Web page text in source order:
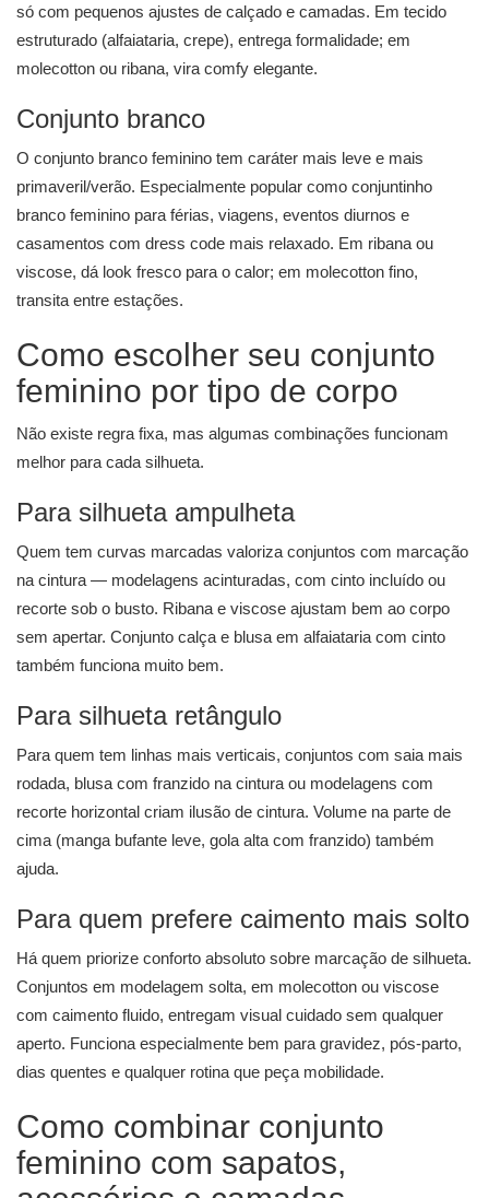
só com pequenos ajustes de calçado e camadas. Em tecido
estruturado (alfaiataria, crepe), entrega formalidade; em
molecotton ou ribana, vira comfy elegante.
Conjunto branco
O conjunto branco feminino tem caráter mais leve e mais
primaveril/verão. Especialmente popular como conjuntinho
branco feminino para férias, viagens, eventos diurnos e
casamentos com dress code mais relaxado. Em ribana ou
viscose, dá look fresco para o calor; em molecotton fino,
transita entre estações.
Como escolher seu conjunto
feminino por tipo de corpo
Não existe regra fixa, mas algumas combinações funcionam
melhor para cada silhueta.
Para silhueta ampulheta
Quem tem curvas marcadas valoriza conjuntos com marcação
na cintura — modelagens acinturadas, com cinto incluído ou
recorte sob o busto. Ribana e viscose ajustam bem ao corpo
sem apertar. Conjunto calça e blusa em alfaiataria com cinto
também funciona muito bem.
Para silhueta retângulo
Para quem tem linhas mais verticais, conjuntos com saia mais
rodada, blusa com franzido na cintura ou modelagens com
recorte horizontal criam ilusão de cintura. Volume na parte de
cima (manga bufante leve, gola alta com franzido) também
ajuda.
Para quem prefere caimento mais solto
Há quem priorize conforto absoluto sobre marcação de silhueta.
Conjuntos em modelagem solta, em molecotton ou viscose
com caimento fluido, entregam visual cuidado sem qualquer
aperto. Funciona especialmente bem para gravidez, pós-parto,
dias quentes e qualquer rotina que peça mobilidade.
Como combinar conjunto
feminino com sapatos,